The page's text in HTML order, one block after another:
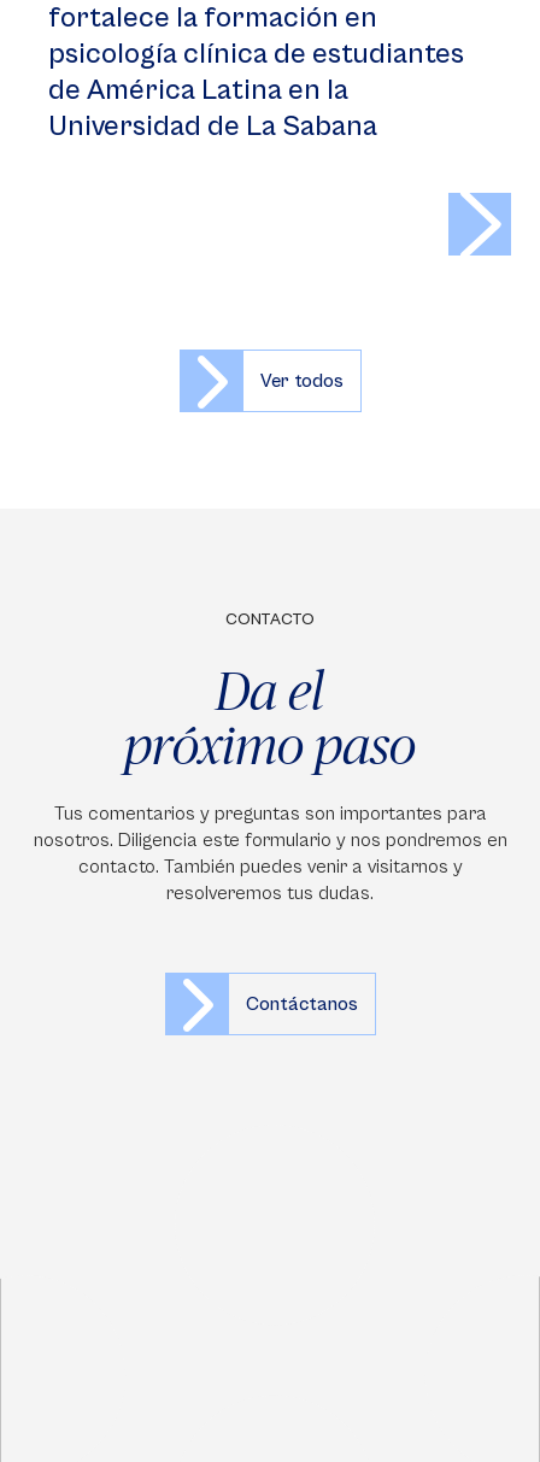
fortalece la formación en
psicología clínica de estudiantes
de América Latina en la
Universidad de La Sabana
Ver todos
CONTACTO
Da el
próximo paso
Tus comentarios y preguntas son importantes para
nosotros. Diligencia este formulario y nos pondremos en
contacto. También puedes venir a visitarnos y
resolveremos tus dudas.
Contáctanos